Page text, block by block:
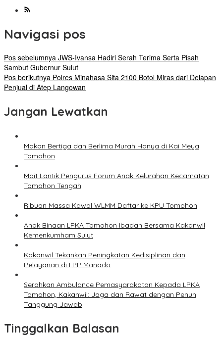
Navigasi pos
Pos sebelumnya JWS-Ivansa Hadiri Serah Terima Serta Pisah
Sambut Gubernur Sulut
Pos berikutnya Polres Minahasa Sita 2100 Botol Miras dari Delapan
Penjual di Atep Langowan
Jangan Lewatkan
Makan Bertiga dan Berlima Murah Hanya di Kai Meya
Tomohon
Mait Lantik Pengurus Forum Anak Kelurahan Kecamatan
Tomohon Tengah
Ribuan Massa Kawal WLMM Daftar ke KPU Tomohon
Anak Binaan LPKA Tomohon Ibadah Bersama Kakanwil
Kemenkumham Sulut
Kakanwil Tekankan Peningkatan Kedisiplinan dan
Pelayanan di LPP Manado
Serahkan Ambulance Pemasyarakatan Kepada LPKA
Tomohon, Kakanwil: Jaga dan Rawat dengan Penuh
Tanggung Jawab
Tinggalkan Balasan